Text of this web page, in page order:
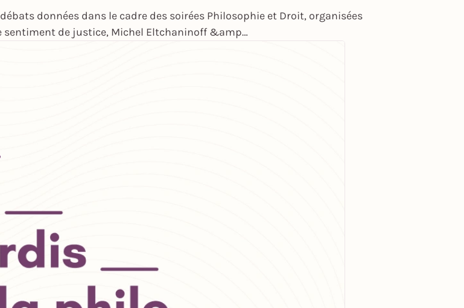
données dans le cadre des soirées Philosophie et Droit, organisées
sentiment de justice, Michel Eltchaninoff &amp…